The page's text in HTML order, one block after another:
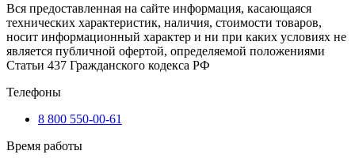
Вся предоставленная на сайте информация, касающаяся
технических характеристик, наличия, стоимости товаров,
носит информационный характер и ни при каких условиях не
является публичной офертой, определяемой положениями
Статьи 437 Гражданского кодекса РФ
Телефоны
8 800 550-00-61
Время работы